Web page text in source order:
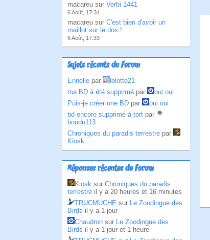
macareu sur Verbi 1441
6 Août, 17:34
macareu sur C'est bien d'avoir un
maillot sur le dos !
6 Août, 17:33
Sujets récents du Forum
Ennelle par
lolotte21
ma BD à été supprimé par
oui oui
Puis-je créer une BD par
oui oui
bd encore supprimé à tort par
boudu113
Chroniques du paradis terrestre par
Kiosk
Réponses récentes du Forum
Kiosk sur Chroniques du paradis
terrestre il y a 20 heures et 16 minutes
TRUCMUCHE sur Le Zoodingue des
Birds il y a 1 jour
Chaudron sur Le Zoodingue des
Birds il y a 1 jour et 1 heure